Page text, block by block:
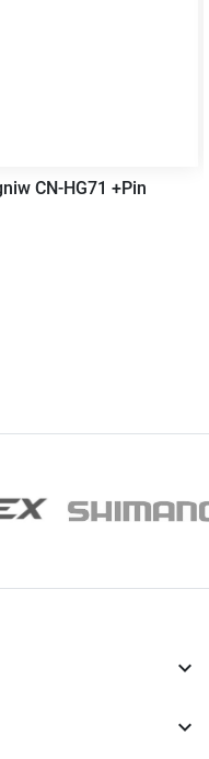
CN-HG71 +Pin

